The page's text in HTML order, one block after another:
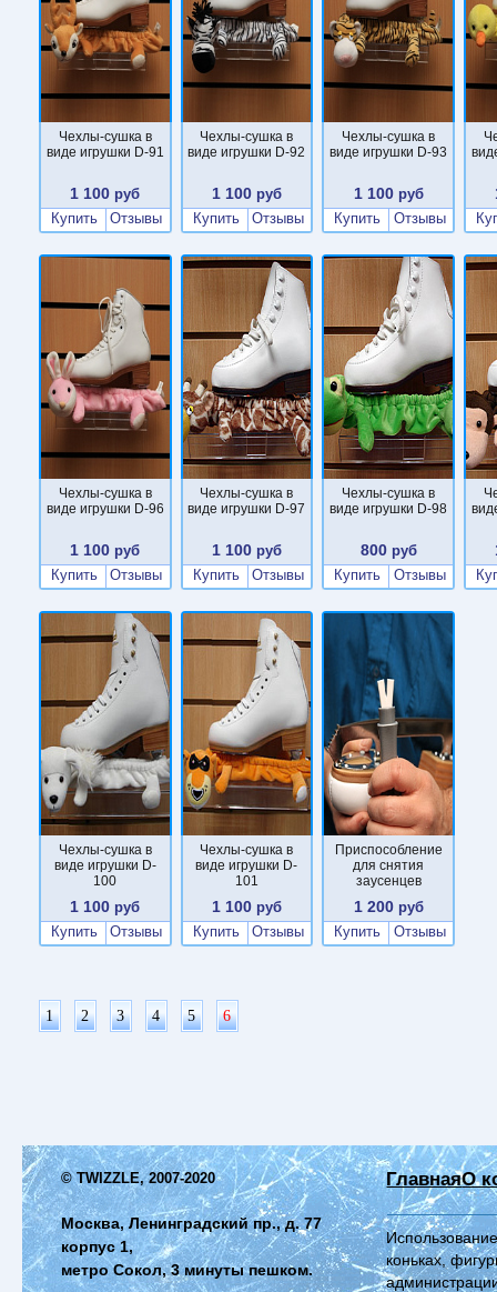
Чехлы-сушка в
виде игрушки D-91
1 100 руб
Купить
Отзывы
Чехлы-сушка в
виде игрушки D-92
1 100 руб
Купить
Отзывы
Чехлы-сушка в
виде игрушки D-93
1 100руб
Купить
Отзывы
Чехлы-сушка в
виде игрушки D-96
1 100 руб
Купить
Отзывы
Чехлы-сушка в
виде игрушки D-97
1 100 руб
Купить
Отзывы
Чехлы-сушка в
виде игрушки D-98
800руб
Купить
Отзывы
Чехлы-сушка в
виде игрушки D-
100
1 100 руб
Купить
Отзывы
Чехлы-сушка в
виде игрушки D-
101
1 100 руб
Купить
Отзывы
Приспособление
для снятия
заусенцев
1 200руб
Купить
Отзывы
1 2 3 4 5 6
© TWIZZLE, 2007-2020
Москва, Ленинградский пр., д. 77
корпус 1,
метро Сокол, 3 минуты пешком.
ГлавнаяО
коньках,